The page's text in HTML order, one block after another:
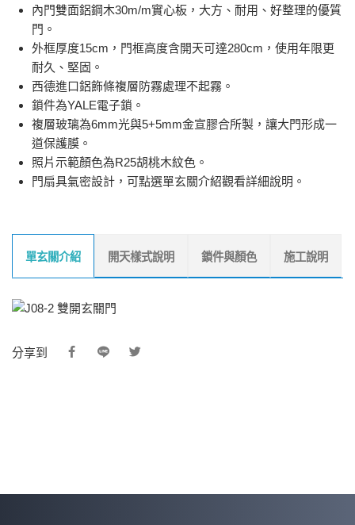
內門雙面鋁鋼木30m/m實心板，大方、耐用、好整理的優質
門。
外框厚度15cm，門框高度含開天可達280cm，使用年限更
耐久、堅固。
西德進口鋁飾條複層防霧處理不起霧。
鎖件為YALE電子鎖。
複層玻璃為6mm光與5+5mm金宣膠合所製，讓大門形成一
道保護膜。
照片示範顏色為R25胡桃木紋色。
門扇具氣密設計，可點選單玄關介紹觀看詳細說明。
單玄關介紹 開天樣式說明 鎖件與顏色 施工說明
分享到